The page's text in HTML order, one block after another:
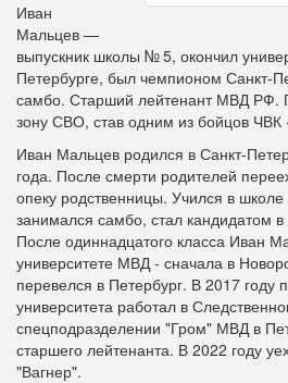
Иван
Мальцев —
выпускник школы № 5, окончил
Петербурге, был чемпионом Санкт-
самбо. Старший лейтенант МВД РФ.
зону СВО, став одним из бойцов ЧВК
Иван Мальцев родился в Санкт-
года. После смерти родителей
опеку родственницы. Учился в
занимался самбо, стал кандидатом
После одиннадцатого класса Иван
университете МВД - сначала в
перевелся в Петербург. В 2017 году
университета работал в
спецподразделении "Гром" МВД в
старшего лейтенанта. В 2022 году
"Вагнер".